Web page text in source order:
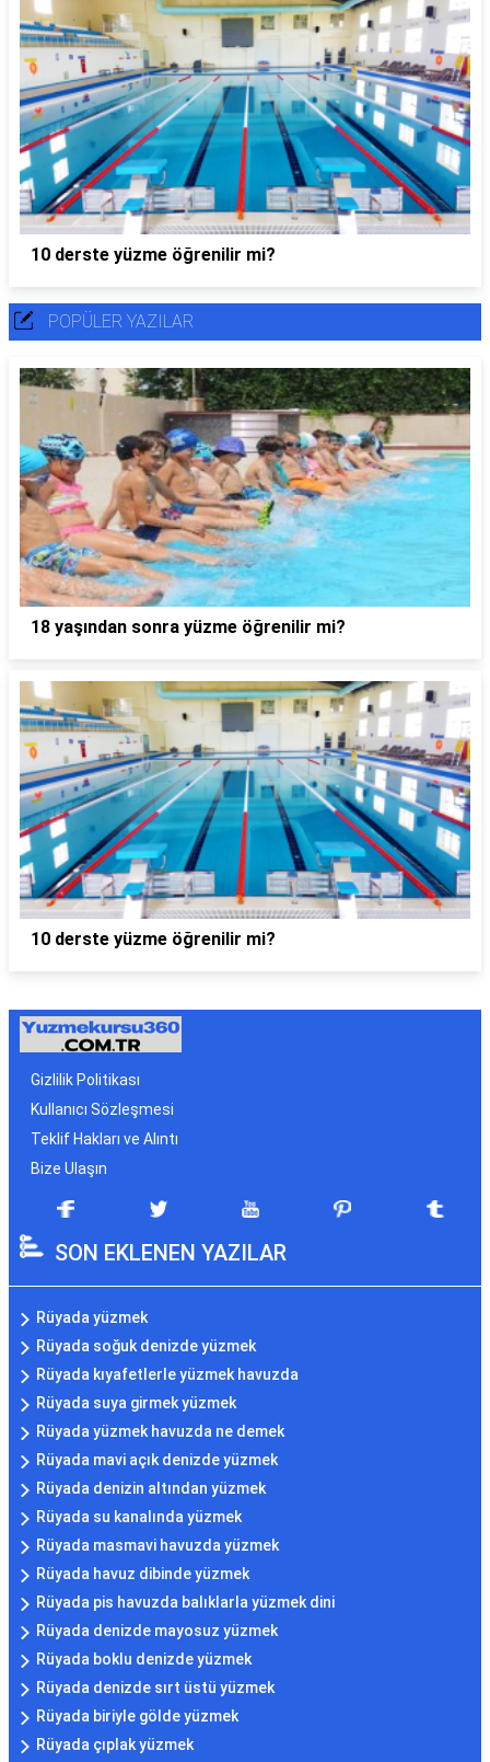
10 derste yüzme öğrenilir mi?
POPÜLER YAZILAR
18 yaşından sonra yüzme öğrenilir mi?
10 derste yüzme öğrenilir mi?
Gizlilik Politikası
Kullanıcı Sözleşmesi
Teklif Hakları ve Alıntı
Bize Ulaşın
SON EKLENEN YAZILAR
Rüyada yüzmek
Rüyada soğuk denizde yüzmek
Rüyada kıyafetlerle yüzmek havuzda
Rüyada suya girmek yüzmek
Rüyada yüzmek havuzda ne demek
Rüyada mavi açık denizde yüzmek
Rüyada denizin altından yüzmek
Rüyada su kanalında yüzmek
Rüyada masmavi havuzda yüzmek
Rüyada havuz dibinde yüzmek
Rüyada pis havuzda balıklarla yüzmek dini
Rüyada denizde mayosuz yüzmek
Rüyada boklu denizde yüzmek
Rüyada denizde sırt üstü yüzmek
Rüyada biriyle gölde yüzmek
Rüyada çıplak yüzmek